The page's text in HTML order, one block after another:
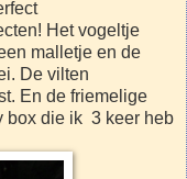
Het vogeltje
malletje en de
De vilten
En de friemelige
box die ik 3 keer heb